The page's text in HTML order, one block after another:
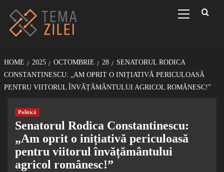
conținut
Menu
HOME 2025 OCTOMBRIE 28
SENATORUL RODICA
CONSTANTINESCU: „AM OPRIT O INIȚIATIVĂ PERICULOASĂ
PENTRU VIITORUL ÎNVĂȚĂMÂNTULUI AGRICOL ROMÂNESC!”
Politică
Senatorul Rodica Constantinescu:
„Am oprit o inițiativă periculoasă
pentru viitorul învățământului
agricol românesc!”